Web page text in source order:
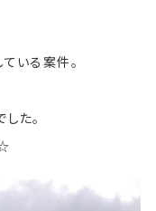
いる案件。
た。